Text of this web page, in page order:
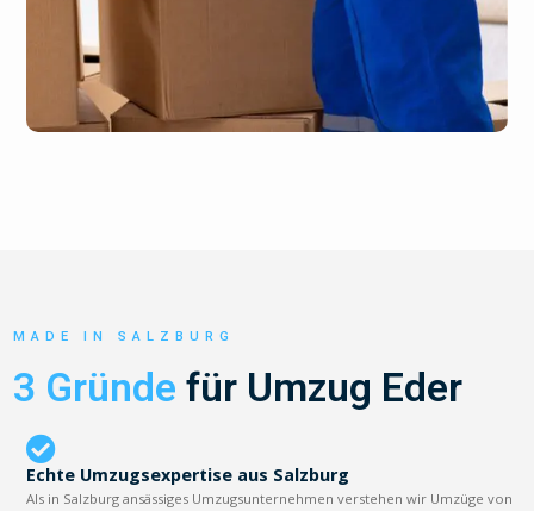
MADE IN SALZBURG
3 Gründe für Umzug Eder
Echte Umzugsexpertise aus Salzburg
Als in Salzburg ansässiges Umzugsunternehmen verstehen wir Umzüge von